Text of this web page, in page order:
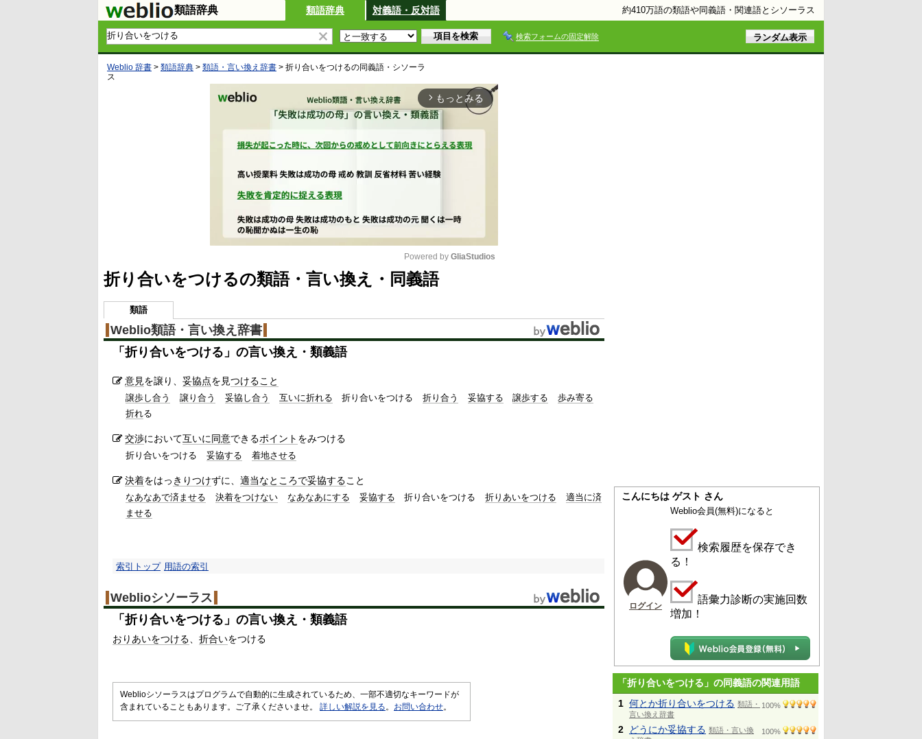
類語辞典 類語辞典 対義語・反対語 約410万語の類語や同義語・関連語とシソーラス
検索フォームの固定解除
Weblio 辞書 > 類語辞典 > 類語・言い換え辞書 > 折り合いをつけるの同義語・シソーラ
ス
arrow_forward_ios もっとみる
Powered by GliaStudios
折り合いをつけるの類語・言い換え・同義語
類語
Weblio類語・言い換え辞書
「 折り合いをつける 」の言い換え・類義語
意見を譲り、 妥協点を見つけること
譲歩し合う 譲り合う 妥協し合う 互いに折れる 折り合いをつける 折り合う 妥協する 譲歩する
歩み寄る
折れる
交渉において互いに同意できるポイント をみつける
折り合いをつける 妥協する 着地させる
決着をはっ きりつけずに、 適当なところで妥協すること
なあなあで済ませる 決着をつけない なあなあにする 妥協する 折り合いをつける 折りあいをつける
適当に済
ませる
索引トップ 用語の索引
Weblioシソーラス
「 折り合いをつける 」の言い換え・類義語
おりあいをつける 折合いをつける
Weblioシソーラスはプログラムで自動的に生成されているため、一部不適切なキーワードが
含まれていることもあります。ご了承くださいませ。 詳しい解説を見る 。 お問い合わせ。
こんにちは ゲスト さん
ログイン
Weblio会員(無料)になると
検索履歴を保存でき
る！
語彙力診断の実施回数
増加！
「折り合いをつける」の同義語の関連用語
1 何とか折り合いをつける 類語・
言い換え辞書
100%
2 どうにか妥協する 類語・言い換
100%